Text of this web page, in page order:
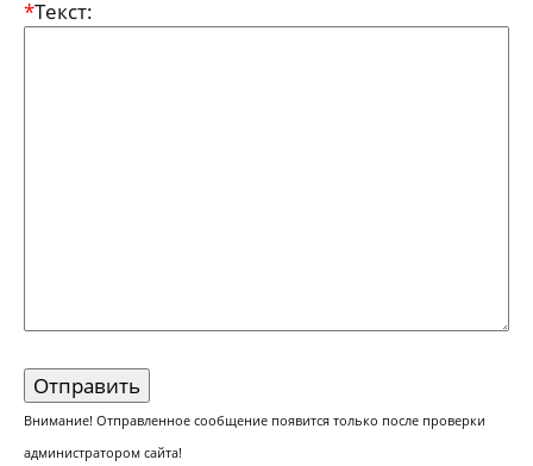
*Текст:
Внимание! Отправленное сообщение появится только после проверки
администратором сайта!